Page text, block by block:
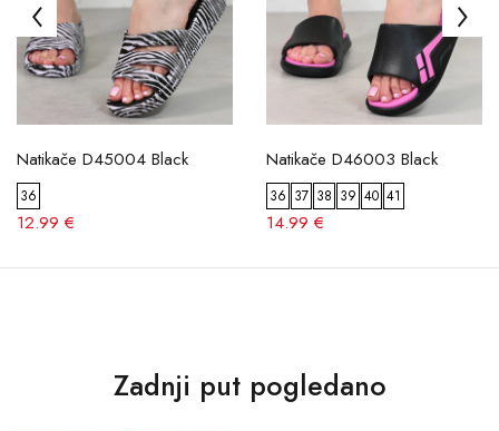
Natikače D45004 Black
36
12.99 €
Natikače D46003 Black
36 37 38 39 40 41
14.99 €
Zadnji put pogledano